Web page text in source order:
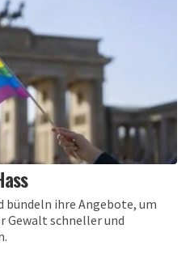
bündeln ihre Angebote, um
Gewalt schneller und